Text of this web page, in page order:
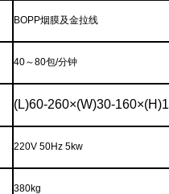
BOPP烟膜及金拉线
40～80包/分钟
(L)60-260×(W)30-
220V 50Hz 5kw
380kg